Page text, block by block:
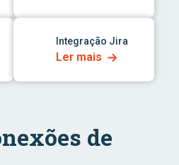
link para o aplicativo
Integração Jira
Ler mais
de